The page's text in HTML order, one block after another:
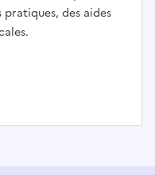
pratiques, des aides